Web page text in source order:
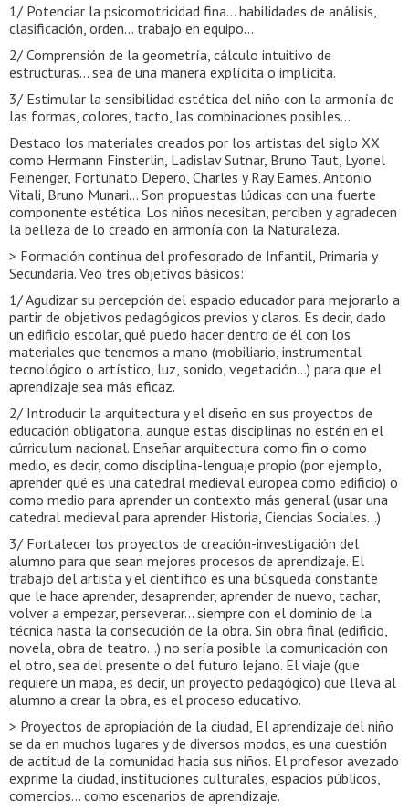
1/ Potenciar la psicomotricidad fina… habilidades de análisis,
clasificación, orden… trabajo en equipo…
2/ Comprensión de la geometría, cálculo intuitivo de
estructuras… sea de una manera explícita o implícita.
3/ Estimular la sensibilidad estética del niño con la armonía de
las formas, colores, tacto, las combinaciones posibles…
Destaco los materiales creados por los artistas del siglo XX
como Hermann Finsterlin, Ladislav Sutnar, Bruno Taut, Lyonel
Feinenger, Fortunato Depero, Charles y Ray Eames, Antonio
Vitali, Bruno Munari… Son propuestas lúdicas con una fuerte
componente estética. Los niños necesitan, perciben y agradecen
la belleza de lo creado en armonía con la Naturaleza.
> Formación continua del profesorado de Infantil, Primaria y
Secundaria. Veo tres objetivos básicos:
1/ Agudizar su percepción del espacio educador para mejorarlo a
partir de objetivos pedagógicos previos y claros. Es decir, dado
un edificio escolar, qué puedo hacer dentro de él con los
materiales que tenemos a mano (mobiliario, instrumental
tecnológico o artístico, luz, sonido, vegetación…) para que el
aprendizaje sea más eficaz.
2/ Introducir la arquitectura y el diseño en sus proyectos de
educación obligatoria, aunque estas disciplinas no estén en el
cúrriculum nacional. Enseñar arquitectura como fin o como
medio, es decir, como disciplina-lenguaje propio (por ejemplo,
aprender qué es una catedral medieval europea como edificio) o
como medio para aprender un contexto más general (usar una
catedral medieval para aprender Historia, Ciencias Sociales…)
3/ Fortalecer los proyectos de creación-investigación del
alumno para que sean mejores procesos de aprendizaje. El
trabajo del artista y el científico es una búsqueda constante
que le hace aprender, desaprender, aprender de nuevo, tachar,
volver a empezar, perseverar… siempre con el dominio de la
técnica hasta la consecución de la obra. Sin obra final (edificio,
novela, obra de teatro…) no sería posible la comunicación con
el otro, sea del presente o del futuro lejano. El viaje (que
requiere un mapa, es decir, un proyecto pedagógico) que lleva al
alumno a crear la obra, es el proceso educativo.
> Proyectos de apropiación de la ciudad, El aprendizaje del niño
se da en muchos lugares y de diversos modos, es una cuestión
de actitud de la comunidad hacia sus niños. El profesor avezado
exprime la ciudad, instituciones culturales, espacios públicos,
comercios… como escenarios de aprendizaje.